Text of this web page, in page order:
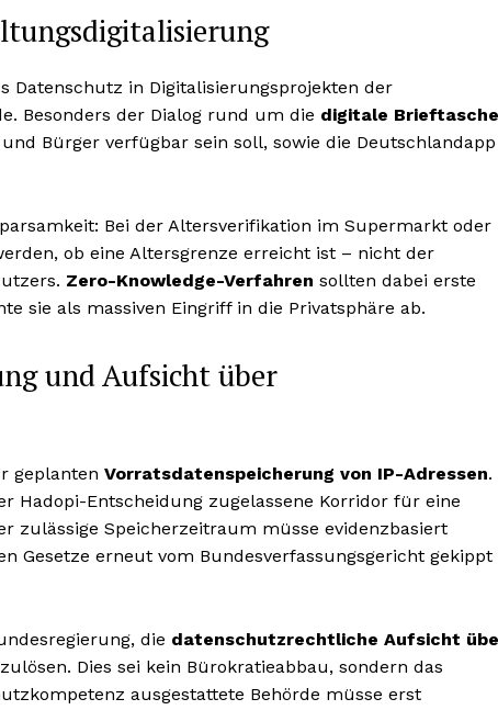
Datenschutz in Digitalisierungsprojekten der
Besonders der Dialog rund um die digitale Brieftasche
Bürger verfügbar sein soll, sowie die Deutschlandapp
Bei der Altersverifikation im Supermarkt oder
ob eine Altersgrenze erreicht ist – nicht der
Zero-Knowledge-Verfahren sollten dabei erste
sie als massiven Eingriff in die Privatsphäre ab.
und Aufsicht über
geplanten Vorratsdatenspeicherung von IP-Adressen.
Hadopi-Entscheidung zugelassene Korridor für eine
zulässige Speicherzeitraum müsse evidenzbasiert
Gesetze erneut vom Bundesverfassungsgericht gekippt
die datenschutzrechtliche Aufsicht
Dies sei kein Bürokratieabbau, sondern das
ausgestattete Behörde müsse erst